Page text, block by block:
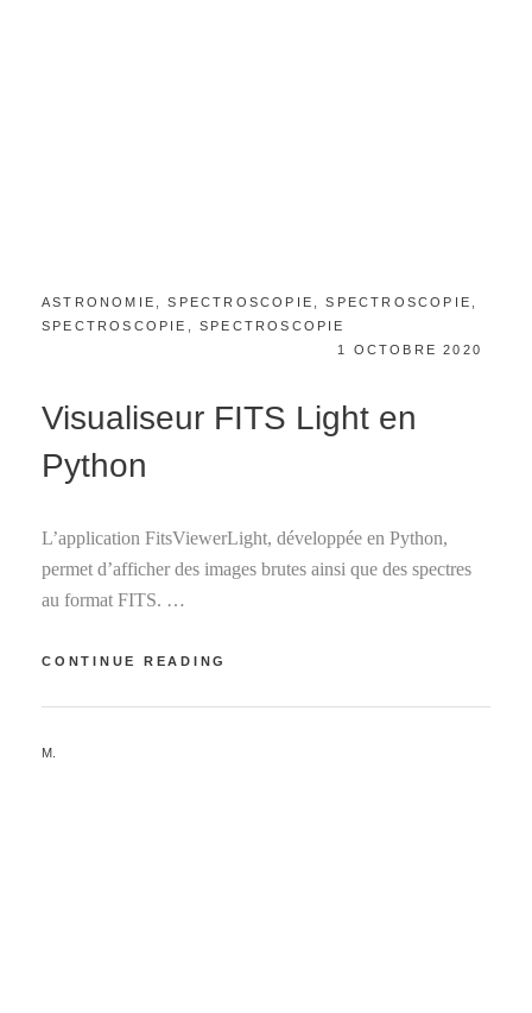
CATEGORIES:
ASTRONOMIE ,SPECTROSCOPIE ,SPECTROSCOPIE
SPECTROSCOPIE
,SPECTROSCOPIE
POSTED
1 OCTOBRE 2020
Visualiseur FITS Light en
Python
L’application FitsViewerLight, développée en Python,
permet d’afficher des images brutes ainsi que des spectres
au format FITS. …
CONTINUE READING
LIGHT
BY
M.